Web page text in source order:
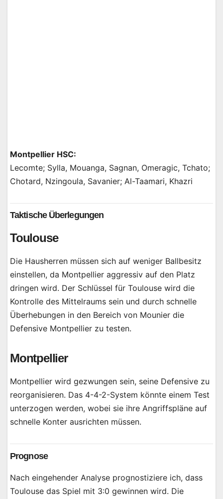
Montpellier HSC:
Lecomte; Sylla, Mouanga, Sagnan, Omeragic, Tchato;
Chotard, Nzingoula, Savanier; Al-Taamari, Khazri
Taktische Überlegungen
Toulouse
Die Hausherren müssen sich auf weniger Ballbesitz
einstellen, da Montpellier aggressiv auf den Platz
dringen wird. Der Schlüssel für Toulouse wird die
Kontrolle des Mittelraums sein und durch schnelle
Überhebungen in den Bereich von Mounier die
Defensive Montpellier zu testen.
Montpellier
Montpellier wird gezwungen sein, seine Defensive zu
reorganisieren. Das 4-4-2-System könnte einem Test
unterzogen werden, wobei sie ihre Angriffspläne auf
schnelle Konter ausrichten müssen.
Prognose
Nach eingehender Analyse prognostiziere ich, dass
Toulouse das Spiel mit 3:0 gewinnen wird. Die